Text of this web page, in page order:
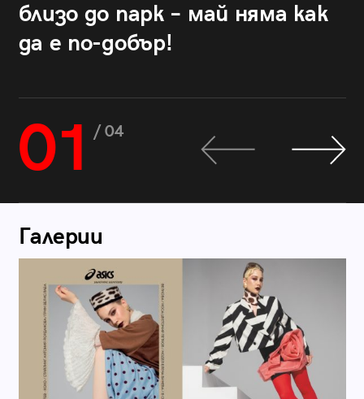
близо до парк – май няма как
да е по-добър!
01 / 04
Галерии